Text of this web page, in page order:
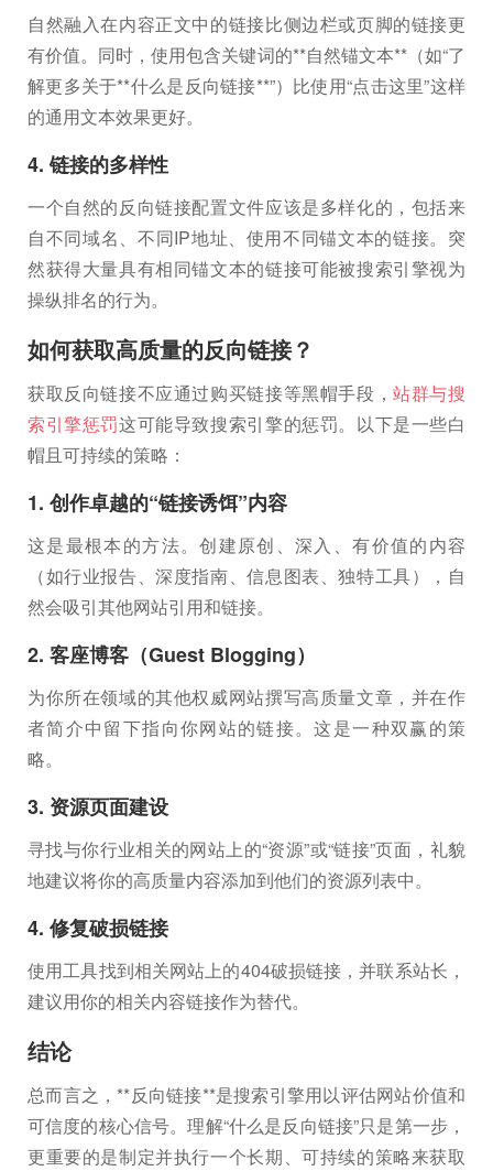
自然融入在内容正文中的链接比侧边栏或页脚的链接更
有价值。同时，使用包含关键词的**自然锚文本**（如“了
解更多关于**什么是反向链接**”）比使用“点击这里”这样
的通用文本效果更好。
4. 链接的多样性
一个自然的反向链接配置文件应该是多样化的，包括来
自不同域名、不同IP地址、使用不同锚文本的链接。突
然获得大量具有相同锚文本的链接可能被搜索引擎视为
操纵排名的行为。
如何获取高质量的反向链接？
获取反向链接不应通过购买链接等黑帽手段，站群与搜
索引擎惩罚这可能导致搜索引擎的惩罚。以下是一些白
帽且可持续的策略：
1. 创作卓越的“链接诱饵”内容
这是最根本的方法。创建原创、深入、有价值的内容
（如行业报告、深度指南、信息图表、独特工具），自
然会吸引其他网站引用和链接。
2. 客座博客（Guest Blogging）
为你所在领域的其他权威网站撰写高质量文章，并在作
者简介中留下指向你网站的链接。这是一种双赢的策
略。
3. 资源页面建设
寻找与你行业相关的网站上的“资源”或“链接”页面，礼貌
地建议将你的高质量内容添加到他们的资源列表中。
4. 修复破损链接
使用工具找到相关网站上的404破损链接，并联系站长，
建议用你的相关内容链接作为替代。
结论
总而言之，**反向链接**是搜索引擎用以评估网站价值和
可信度的核心信号。理解“什么是反向链接”只是第一步，
更重要的是制定并执行一个长期、可持续的策略来获取